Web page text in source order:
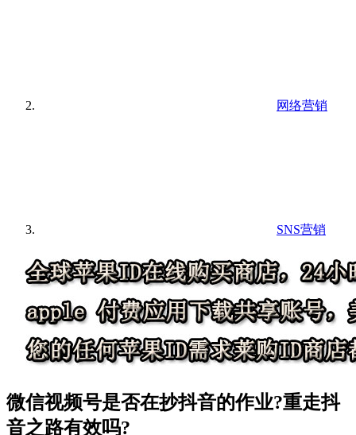
网络营销
SNS营销
微信视频号是否在抄抖音的作业?重走抖
音之路有效吗?